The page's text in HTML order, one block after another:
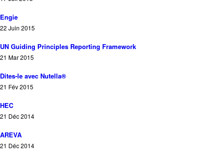
Engie
22 Juin 2015
UN Guiding Principles Reporting Framework
21 Mar 2015
Dites-le avec Nutella®
21 Fév 2015
HEC
21 Déc 2014
AREVA
21 Déc 2014